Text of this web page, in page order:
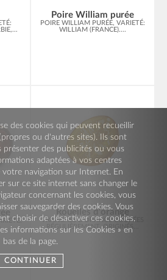
des cookies qui peuvent recueillir
ou d'autres sites). Ils sont
présenter des publicités ou vous
adaptées à vos centres
votre navigation sur Internet. En
sur ce site internet sans changer le
concernant les cookies, vous
sauvegarder des cookies. Vous
choisir de désactiver ces cookies,
informations sur les Cookies » en
bas de la page.
CONTINUER
Poire William purée
POIRE WILLIAM PURÉE, VARIETÉ:
WILLIAM (FRANCE)....
Rouelles d’orange
TRANCHES D’ORANGE COUPÉES
RÉGULIÈREMENT. ORIGINÉS...